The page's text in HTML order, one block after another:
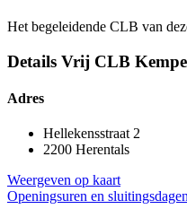
Het begeleidende CLB van
Details Vrij CLB
Adres
Hellekensstraat 2
2200 Herentals
Weergeven op kaart
Openingsuren en sluitingsdagen